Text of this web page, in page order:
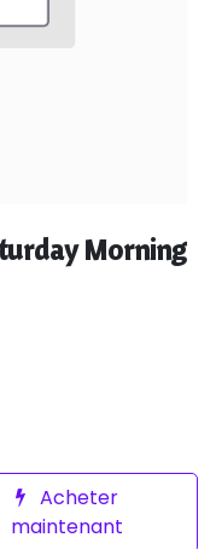
Morning
Acheter
maintenant